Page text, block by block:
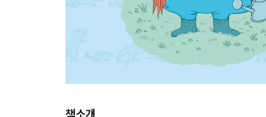
책소개